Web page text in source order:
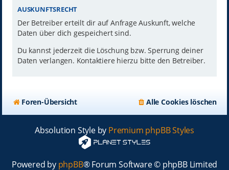
AUSKUNFTSRECHT
Der Betreiber erteilt dir auf Anfrage Auskunft, welche
Daten über dich gespeichert sind.
Du kannst jederzeit die Löschung bzw. Sperrung deiner
Daten verlangen. Kontaktiere hierzu bitte den Betreiber.
Foren-Übersicht Alle Cookies löschen
Absolution Style by Premium phpBB Styles
Powered by phpBB® Forum Software © phpBB Limited